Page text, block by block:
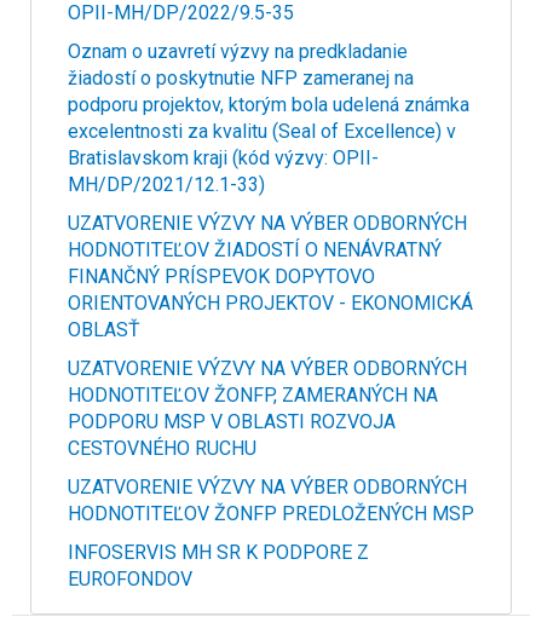
OPII-MH/DP/2022/9.5-35
Oznam o uzavretí výzvy na predkladanie
žiadostí o poskytnutie NFP zameranej na
podporu projektov, ktorým bola udelená známka
excelentnosti za kvalitu (Seal of Excellence) v
Bratislavskom kraji (kód výzvy: OPII-
MH/DP/2021/12.1-33)
UZATVORENIE VÝZVY NA VÝBER ODBORNÝCH
HODNOTITEĽOV ŽIADOSTÍ O NENÁVRATNÝ
FINANČNÝ PRÍSPEVOK DOPYTOVO
ORIENTOVANÝCH PROJEKTOV - EKONOMICKÁ
OBLASŤ
UZATVORENIE VÝZVY NA VÝBER ODBORNÝCH
HODNOTITEĽOV ŽONFP, ZAMERANÝCH NA
PODPORU MSP V OBLASTI ROZVOJA
CESTOVNÉHO RUCHU
UZATVORENIE VÝZVY NA VÝBER ODBORNÝCH
HODNOTITEĽOV ŽONFP PREDLOŽENÝCH MSP
INFOSERVIS MH SR K PODPORE Z
EUROFONDOV